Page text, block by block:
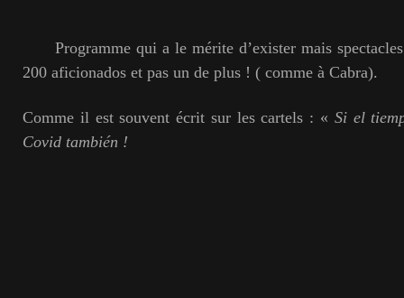
Programme qui a le mérite d’exister mais
200 aficionados et pas un de plus ! ( comme à Cabra).
Comme il est souvent écrit sur les cartels : « Si el
Covid también !